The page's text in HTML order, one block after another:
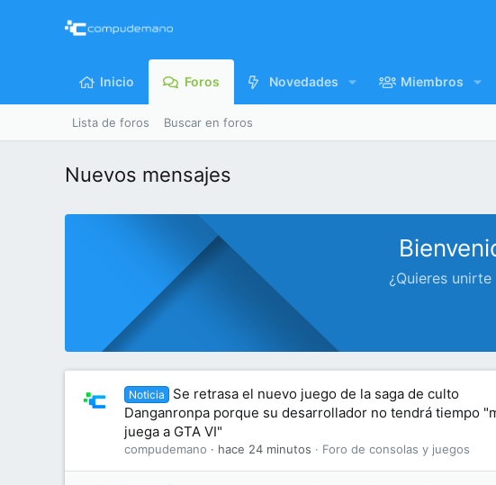
Inicio Foros Novedades Miembros
Lista de foros Buscar en foros
Nuevos mensajes
¿Quieres
Noticia
Se retrasa el nuevo juego de la saga de culto
Danganronpa porque su desarrollador no tendrá tiempo
juega a GTA VI"
compudemano hace 24 minutos Foro de consolas y juegos